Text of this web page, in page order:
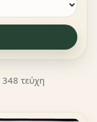
348 τεύχη